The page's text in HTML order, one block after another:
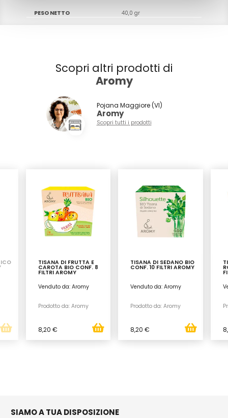
PESO NETTO 40,0 gr
Scopri altri prodotti di
Aromy
Pojana Maggiore (VI)
Aromy
Scopri tutti i prodotti
TISANA DI FRUTTA E
CAROTA BIO CONF. 8
FILTRI AROMY
Venduto da: Aromy
Prodotto da: Aromy
8,20 €
TISANA DI SEDANO BIO
CONF. 10 FILTRI AROMY
Venduto da: Aromy
Prodotto da: Aromy
8,20 €
SIAMO A TUA DISPOSIZIONE